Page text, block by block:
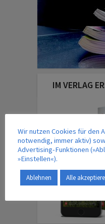
IM VERLAG
Wir nutzen Cookies für den
notwendig, immer aktiv)
Advertising-Funktionen
»Einstellen«).
Ablehnen Alle